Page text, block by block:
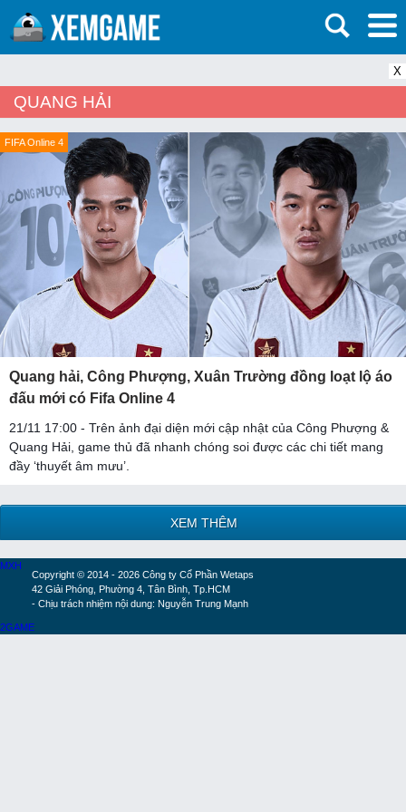
X
QUANG HẢI
FIFA Online 4
Quang hải, Công Phượng, Xuân Trường đồng loạt lộ áo
đấu mới có Fifa Online 4
21/11 17:00 - Trên ảnh đại diện mới cập nhật của Công Phượng &
Quang Hải, game thủ đã nhanh chóng soi được các chi tiết mang
đầy ‘thuyết âm mưu’.
XEM THÊM
Copyright © 2014 - 2026 Công ty Cổ Phần Wetaps
42 Giải Phóng, Phường 4, Tân Bình, Tp.HCM
- Chịu trách nhiệm nội dung: Nguyễn Trung Mạnh
MXH
2GAME